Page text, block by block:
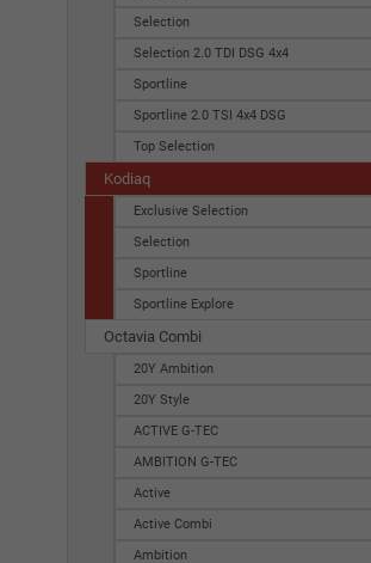
Selection
Selection 2.0 TDI DSG 4x4
Sportline
Sportline 2.0 TSI 4x4 DSG
Top Selection
Kodiaq
Exclusive Selection
Selection
Sportline
Sportline Explore
Octavia Combi
20Y Ambition
20Y Style
ACTIVE G-TEC
AMBITION G-TEC
Active
Active Combi
Ambition